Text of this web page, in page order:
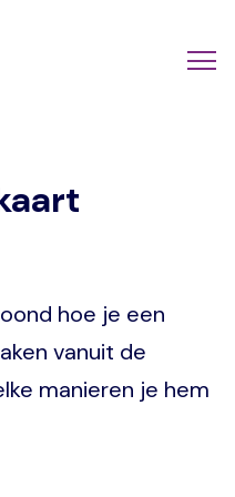
hoe je een
vanuit de
manieren je hem